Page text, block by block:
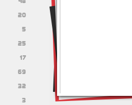
20
5
25
17
69
32
3